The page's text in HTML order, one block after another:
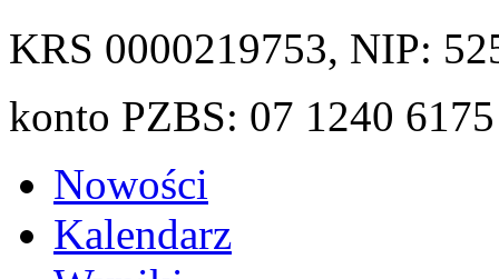
KRS 0000219753, NIP:
konto PZBS: 07 1240
Nowości
Kalendarz